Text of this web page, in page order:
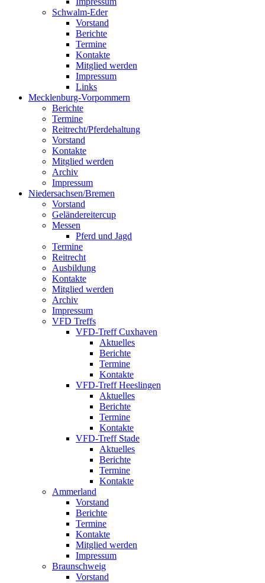
Schwalm-Eder
Vorstand
Berichte
Termine
Kontakte
Mitglied werden
Impressum
Links
Mecklenburg-Vorpommern
Berichte
Termine
Reitrecht/Pferdehaltung
Vorstand
Kontakte
Mitglied werden
Archiv
Impressum
Niedersachsen/Bremen
Vorstand
Geländereitercup
Messen
Pferd und Jagd
Termine
Reitrecht
Ausbildung
Kontakte
Mitglied werden
Archiv
Impressum
VFD Treffs
VFD-Treff Cuxhaven
Aktuelles
Berichte
Termine
Kontakte
VFD-Treff Heeslingen
Aktuelles
Berichte
Termine
Kontakte
VFD-Treff Stade
Aktuelles
Berichte
Termine
Kontakte
Ammerland
Vorstand
Berichte
Termine
Kontakte
Mitglied werden
Impressum
Braunschweig
Vorstand